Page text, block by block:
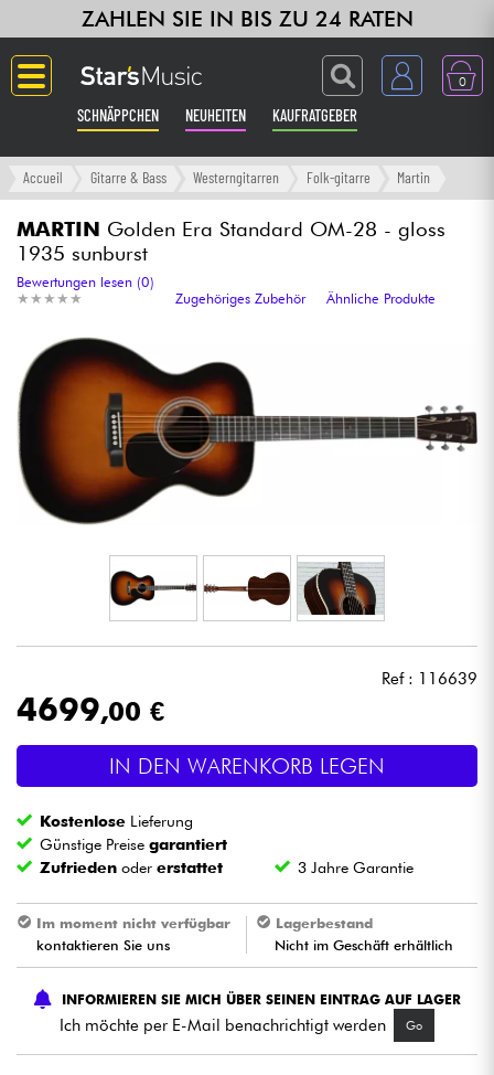
ZAHLEN SIE IN BIS ZU 24 RATEN
0
SCHNÄPPCHEN NEUHEITEN KAUFRATGEBER
Langue
Gitarre & Bass
Verstärker & Effekte
Klaviere & Piano
Synths & samplers
Studio
Kopfhörer
Mikros
Licht
Blasinstrumente
Violinen & Quartett
Accueil Gitarre & Bass Westerngitarren Folk-gitarre Martin
MARTIN Golden Era Standard OM-28 - gloss
1935 sunburst
★ ★ ★ ★ ★
★ ★ ★ ★ ★
Bewertungen lesen (0)
Zugehöriges Zubehör
Ähnliche Produkte
Ref : 116639
4699,00 €
IN DEN WARENKORB LEGEN
Kostenlose Lieferung
Günstige Preisegarantiert
Zufrieden odererstattet 3 Jahre Garantie
Im moment nicht verfügbar
kontaktieren Sie uns
Lagerbestand
Nicht im Geschäft erhältlich
INFORMIEREN SIE MICH ÜBER SEINEN EINTRAG AUF LAGER
Ich möchte per E-Mail benachrichtigt werden Go